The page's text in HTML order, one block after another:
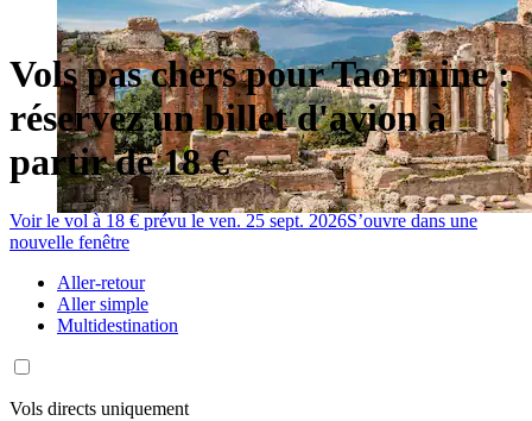
Vols pas chers pour Taormine :
réservez un billet d'avion à
partir de 18 €
Voir le vol à 18 € prévu le ven. 25 sept. 2026S’ouvre dans une
nouvelle fenêtre
Aller-retour
Aller simple
Multidestination
Vols directs uniquement